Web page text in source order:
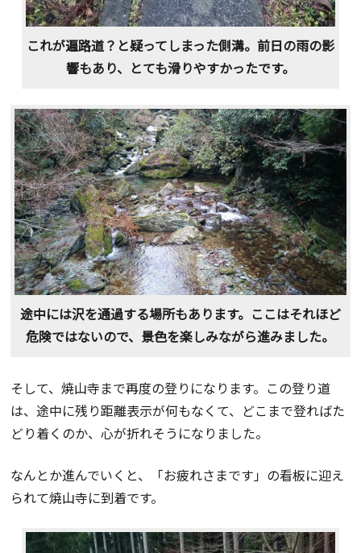
これが遍路道？と疑ってしまった側溝。前日の雨の影
響もあり、とても滑りやすかったです。
途中には沢を通過する場所もあります。ここはそれほど
危険ではないので、景色を楽しみながら進みました。
そして、焼山寺まで再度の登りになります。この登り道
は、途中に残り距離表示が何もなくて、どこまで登ればた
どり着くのか、心が折れそうになりました。
なんとか進んでいくと、「お疲れさまです」の看板に迎え
られて焼山寺に到着です。